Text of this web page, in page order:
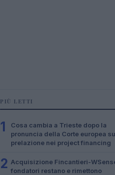
PIÙ LETTI
1
Cosa cambia a Trieste dopo la
pronuncia della Corte europea
prelazione nei project financing
2 Acquisizione Fincantieri-
fondatori restano e rimettono